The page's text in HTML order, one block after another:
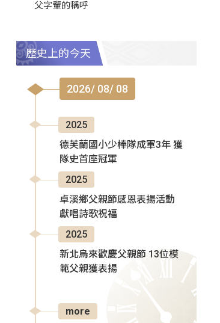
父字輩的稱呼
歷史上的今天
2026/ 08/ 08
2025
德芙蘭國小少棒隊成軍3年 獲
隊史首座冠軍
2025
卓溪鄉父親節感恩表揚活動
獻唱詩歌祝福
2025
新北烏來歡慶父親節 13位模
範父親獲表揚
more